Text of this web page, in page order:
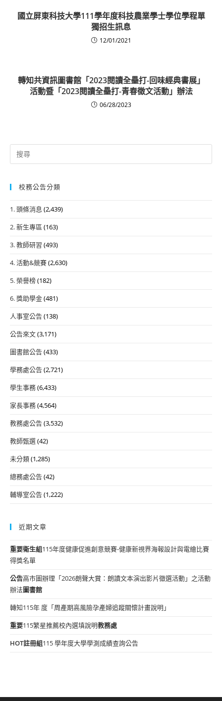
國立屏東科技大學111學年度科技農業學士學位學程單
獨招生訊息
12/01/2021
轉知共資訊圖書館「2023閱讀全壘打-回味經典書展」
活動暨「2023閱讀全壘打-青春徵文活動」辦法
06/28/2023
Search
for:
校務公告分類
1. 頭條消息 (2,439)
2. 新生專區 (163)
3. 教師研習 (493)
4. 活動&競賽(2,630)
5. 榮譽榜(182)
6. 獎助學金(481)
人事室公告(138)
公告來文(3,171)
圖書館公告(433)
學務處公告(2,721)
學生事務(6,433)
家長事務(4,564)
教務處公告(3,532)
教師甄選(42)
未分類(1,285)
總務處公告(42)
輔導室公告(1,222)
近期文章
重要衛生組115年度健康促進創意競賽-健康新視界海報設計與電繪比賽
得獎名單
公告高市圖辦理「2026朗聲大賞：朗讀文本演出影片徵選活動」之活動
辦法圖書館
轉知115年 度「周產期高風險孕產婦追蹤關懷計畫說明」
重要115繁星推薦校內選填說明教務處
HOT註冊組115 學年度大學學測成績查詢公告